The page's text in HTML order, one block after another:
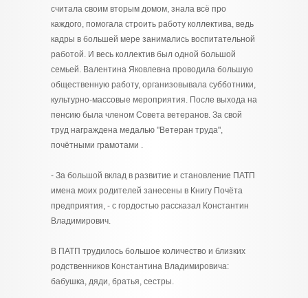
считала своим вторым домом, знала всё про
каждого, помогала строить работу коллектива, ведь
кадры в большей мере занимались воспитательной
работой. И весь коллектив был одной большой
семьей. Валентина Яковлевна проводила большую
общественную работу, организовывала субботники,
культурно-массовые мероприятия. После выхода на
пенсию была членом Совета ветеранов. За свой
труд награждена медалью "Ветеран труда",
почётными грамотами .
- За большой вклад в развитие и становление ПАТП
имена моих родителей занесены в Книгу Почёта
предприятия, - с гордостью рассказал Константин
Владимирович.
В ПАТП трудилось большое количество и близких
родственников Константина Владимировича:
бабушка, дяди, братья, сестры.